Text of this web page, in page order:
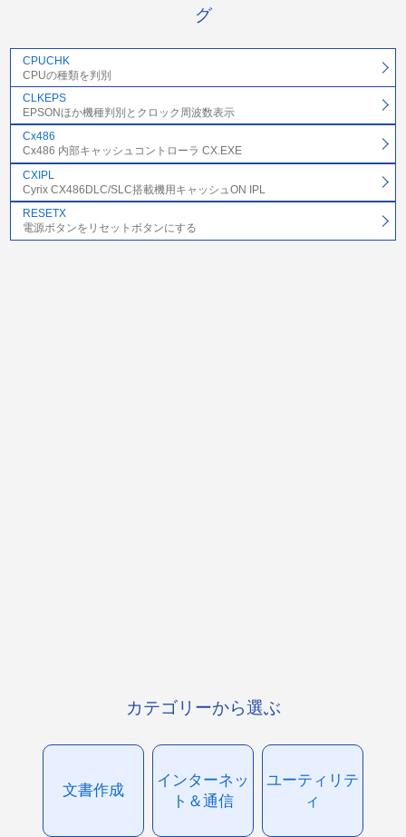
グ
CPUCHK
CPUの種類を判別
CLKEPS
EPSONほか機種判別とクロック周波数表示
Cx486
Cx486 内部キャッシュコントローラ CX.EXE
CXIPL
Cyrix CX486DLC/SLC搭載機用キャッシュON IPL
RESETX
電源ボタンをリセットボタンにする
カテゴリーから選ぶ
文書作成
インターネッ
ト＆通信
ユーティリテ
ィ